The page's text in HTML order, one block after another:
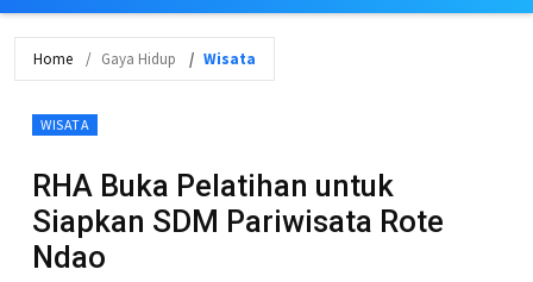
Home Gaya Hidup Wisata
WISATA
RHA Buka Pelatihan untuk
Siapkan SDM Pariwisata Rote
Ndao